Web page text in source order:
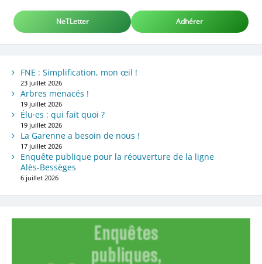
NeTLetter Adhérer
FNE : Simplification, mon œil !
23 juillet 2026
Arbres menacés !
19 juillet 2026
Élu·es : qui fait quoi ?
19 juillet 2026
La Garenne a besoin de nous !
17 juillet 2026
Enquête publique pour la réouverture de la ligne
Alès-Bessèges
6 juillet 2026